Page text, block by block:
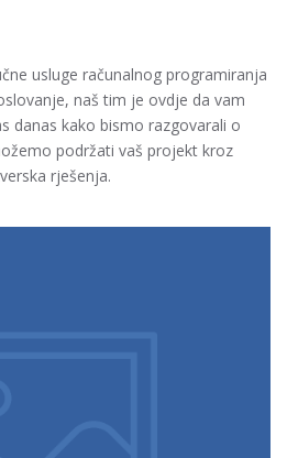
usluge računalnog programiranja
naš tim je ovdje da vam
danas kako bismo razgovarali o
podržati vaš projekt kroz
rješenja.